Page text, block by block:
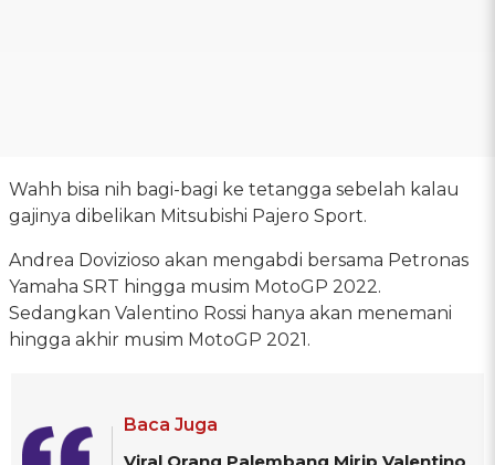
Wahh bisa nih bagi-bagi ke tetangga sebelah kalau
gajinya dibelikan Mitsubishi Pajero Sport.
Andrea Dovizioso akan mengabdi bersama Petronas
Yamaha SRT hingga musim MotoGP 2022.
Sedangkan Valentino Rossi hanya akan menemani
hingga akhir musim MotoGP 2021.
Baca Juga
Viral Orang Palembang Mirip Valentino